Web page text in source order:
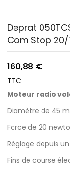
Deprat
Com Stop 20/
160,88 €
TTC
Moteur radio
Diamètre de 45
Force de 20
Réglage depuis
Fins de course